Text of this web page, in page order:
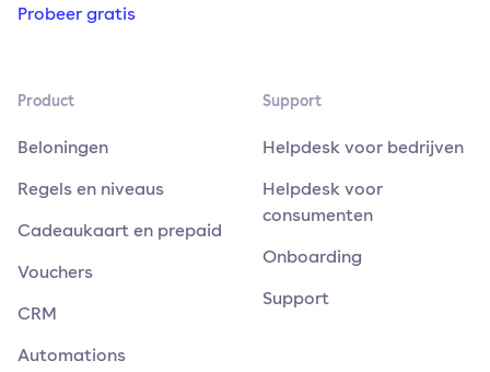
Probeer gratis
Product
Beloningen
Regels en niveaus
Cadeaukaart en prepaid
Vouchers
CRM
Automations
Support
Helpdesk voor bedrijven
Helpdesk voor
consumenten
Onboarding
Support